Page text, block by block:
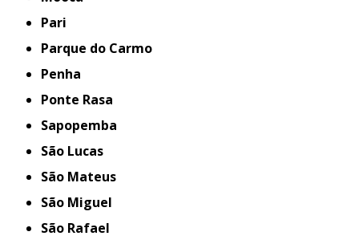
Pari
Parque do Carmo
Penha
Ponte Rasa
Sapopemba
São Lucas
São Mateus
São Miguel
São Rafael